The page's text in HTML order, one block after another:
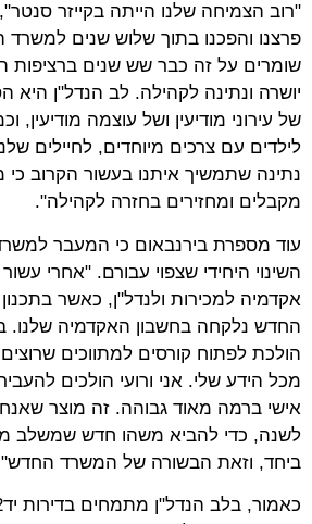
"רוב הצמיחה שלנו הייתה בקייזר
פרצנו והפכנו בתוך שלוש שנים למשרד
שומרים על זה כבר שש שנים ברציפות
יושרה ונתינה לקהילה. לב הנדל"ן היא
של עירוני מודיעין ושל עוצמה מודיעין,
לילדים עם צרכים מיוחדים, לחיילים
נתינה שתמשיך איתנו בעשור הקרוב כי
מקבלים ומחזירים בחזרה לקהילה".
עוד מספרת בירנבאום כי המעבר
השינוי היחידי שצפוי עבורם. "אחרי
אקדמיה למכירות ולנדל"ן, כאשר
החדש נלקחה בחשבון האקדמיה שלנו.
הולכת לפתוח קורסים למתווכים שרוצים
מכל הידע שלי. אני ורועי הולכים
אישי ברמה מאוד גבוהה. זה מוצר
לשנה, כדי להביא משהו חדש שמשלב
ביחד, וזאת הבשורה של המשרד